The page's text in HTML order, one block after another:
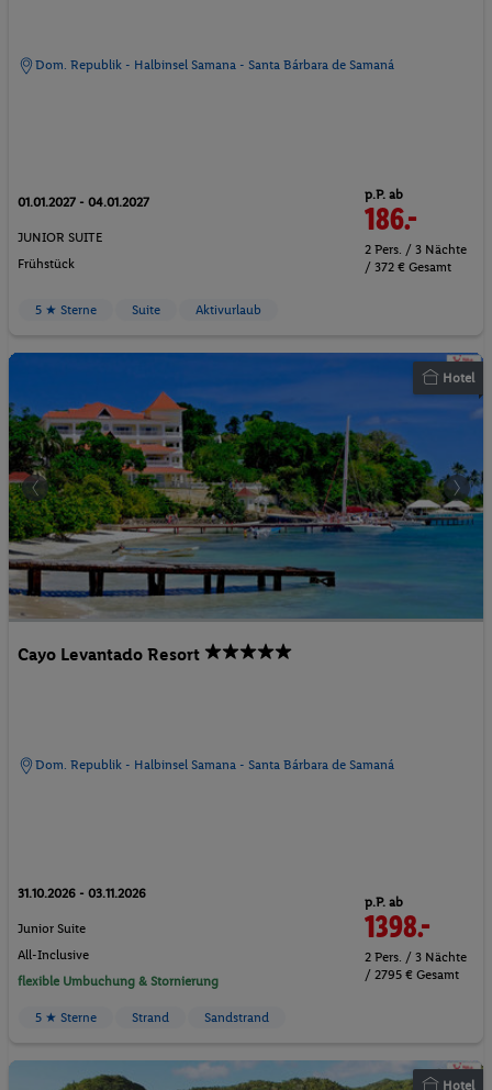
Dom. Republik - Halbinsel Samana - Santa Bárbara de Samaná
01.01.2027 - 04.01.2027
JUNIOR SUITE
Frühstück
p.P. ab
186.-
2 Pers. / 3 Nächte
/ 372 € Gesamt
5 ★ Sterne Suite Aktivurlaub
Hotel
Cayo Levantado Resort
Dom. Republik - Halbinsel Samana - Santa Bárbara de Samaná
31.10.2026 - 03.11.2026
Junior Suite
All-Inclusive
flexible Umbuchung & Stornierung
p.P. ab
1398.-
2 Pers. / 3 Nächte
/ 2795 € Gesamt
5 ★ Sterne Strand Sandstrand
Hotel